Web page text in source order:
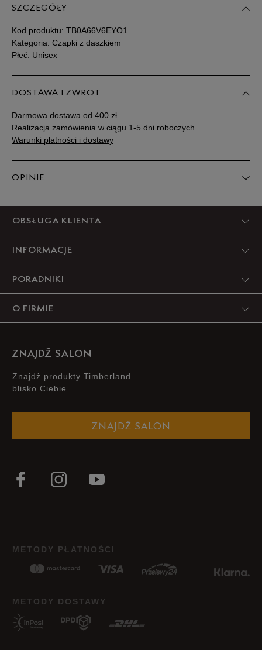
SZCZEGÓŁY
Kod produktu: TB0A66V6EYO1
Kategoria: Czapki z daszkiem
Płeć: Unisex
DOSTAWA I ZWROT
Darmowa dostawa od 400 zł
Realizacja zamówienia w ciągu 1-5 dni roboczych
Warunki płatności i dostawy
OPINIE
OBSŁUGA KLIENTA
INFORMACJE
PORADNIKI
O FIRMIE
ZNAJDŹ SALON
Znajdż produkty Timberland
blisko Ciebie.
ZNAJDŹ SALON
METODY PŁATNOŚCI
METODY DOSTAWY